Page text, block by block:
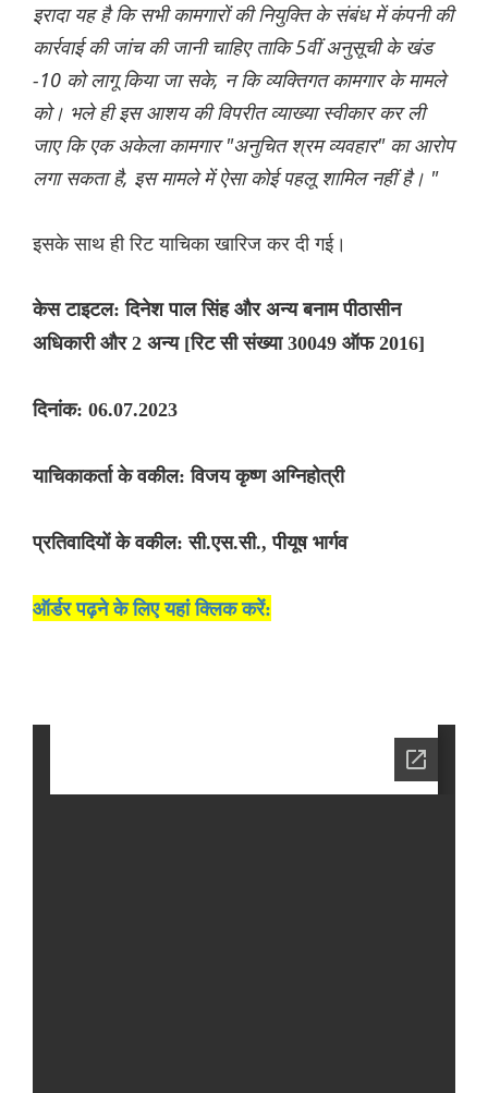
इरादा यह है कि सभी कामगारों की नियुक्ति के संबंध में कंपनी की
कार्रवाई की जांच की जानी चाहिए ताकि 5वीं अनुसूची के खंड
-10 को लागू किया जा सके, न कि व्यक्तिगत कामगार के मामले
को। भले ही इस आशय की विपरीत व्याख्या स्वीकार कर ली
जाए कि एक अकेला कामगार "अनुचित श्रम व्यवहार" का आरोप
लगा सकता है, इस मामले में ऐसा कोई पहलू शामिल नहीं है। "
इसके साथ ही रिट याचिका खारिज कर दी गई।
केस टाइटल: दिनेश पाल सिंह और अन्य बनाम पीठासीन
अधिकारी और 2 अन्य [रिट सी संख्या 30049 ऑफ 2016]
दिनांक: 06.07.2023
याचिकाकर्ता के वकील: विजय कृष्ण अग्निहोत्री
प्रतिवादियों के वकील: सी.एस.सी., पीयूष भार्गव
ऑर्डर पढ़ने के लिए यहां क्लिक करें: